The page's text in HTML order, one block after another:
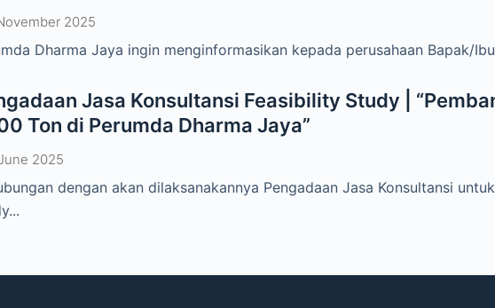
2025
Dharma Jaya ingin menginformasikan kepada perusahaan Bapak/
Jasa Konsultansi Feasibility Study |
Ton di Perumda Dharma Jaya”
2025
dengan akan dilaksanakannya Pengadaan Jasa Konsultansi